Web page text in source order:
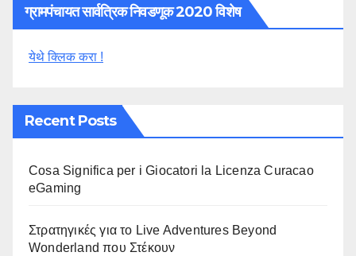
ग्रामपंचायत सार्वत्रिक निवडणूक 2020 विशेष
येथे क्लिक करा !
Recent Posts
Cosa Significa per i Giocatori la Licenza Curacao
eGaming
Στρατηγικές για το Live Adventures Beyond
Wonderland που Στέκουν